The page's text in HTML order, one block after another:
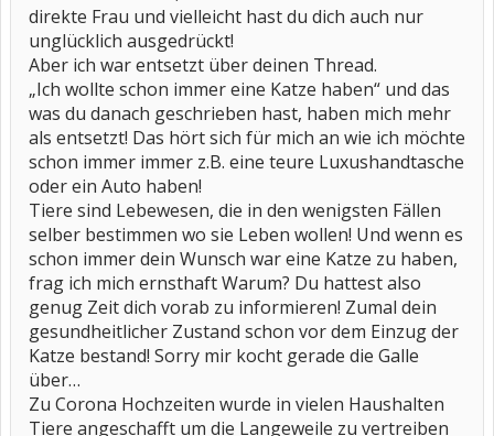
direkte Frau und vielleicht hast du dich auch nur
unglücklich ausgedrückt!
Aber ich war entsetzt über deinen Thread.
„Ich wollte schon immer eine Katze haben“ und das
was du danach geschrieben hast, haben mich mehr
als entsetzt! Das hört sich für mich an wie ich möchte
schon immer immer z.B. eine teure Luxushandtasche
oder ein Auto haben!
Tiere sind Lebewesen, die in den wenigsten Fällen
selber bestimmen wo sie Leben wollen! Und wenn es
schon immer dein Wunsch war eine Katze zu haben,
frag ich mich ernsthaft Warum? Du hattest also
genug Zeit dich vorab zu informieren! Zumal dein
gesundheitlicher Zustand schon vor dem Einzug der
Katze bestand! Sorry mir kocht gerade die Galle
über…
Zu Corona Hochzeiten wurde in vielen Haushalten
Tiere angeschafft um die Langeweile zu vertreiben